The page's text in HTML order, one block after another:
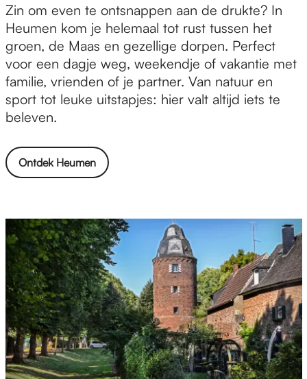
H
e
u
m
e
n
Zin om even te ontsnappen aan de drukte? In
Heumen kom je helemaal tot rust tussen het
groen, de Maas en gezellige dorpen. Perfect
voor een dagje weg, weekendje of vakantie met
familie, vrienden of je partner. Van natuur en
sport tot leuke uitstapjes: hier valt altijd iets te
beleven.
Ontdek Heumen